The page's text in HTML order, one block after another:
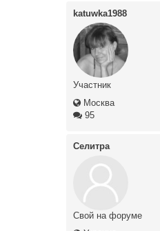
katuwka1988
Участник
Москва
95
Селитра
Свой на форуме